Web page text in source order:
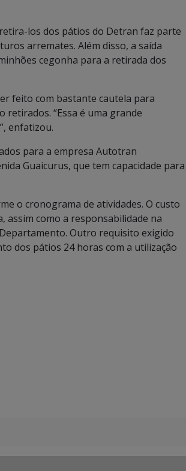
los dos pátios do Detran faz parte
arremates. Além disso, a saída
cegonha para a retirada dos
feito com bastante cautela para
retirados. “Essa é uma grande
enfatizou.
para a empresa Autotran
Guaicurus, que tem capacidade para
o cronograma de atividades. O custo
assim como a responsabilidade na
Outro requisito exigido
dos pátios 24 horas com a utilização